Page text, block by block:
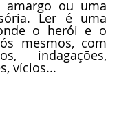
ou uma
Ler é uma
o herói e o
mesmos, com
indagações,
vícios...